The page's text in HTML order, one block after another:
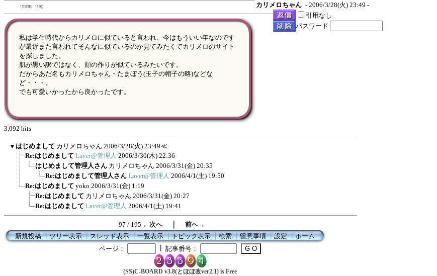
↑menu ↑top カリメロちゃん - 2006/3/28(火) 23:49 -
引用なし
パスワード
私は学生時代からカリメロに似ていると言われ、今はもういい年なのです
が最近また言われてそんなに似ているのか見てみたくてカリメロのサイト
を探しました。
肌が黒い訳ではなく、顔の作りが似ているみたいです。
だからあだ名もカリメロちゃん・たまぼう(玉子の帽子の略)などな
ど・・・。
でも可愛いかったから良かったです。
3,092 hits
▼ はじめまして カリメロちゃん 2006/3/28(火) 23:49≪
Re:はじめまして Laver@管理人 2006/3/30(木) 22:36
はじめまして管理人さん カリメロちゃん 2006/3/31(金) 20:35
Re:はじめまして管理人さん Laver@管理人 2006/4/1(土) 19:50
Re:はじめまして yoko 2006/3/31(金) 1:19
Re:はじめまして カリメロちゃん 2006/3/31(金) 20:27
Re:はじめまして Laver@管理人 2006/4/1(土) 19:41
97 / 195 ←次へ｜ 前へ→
新規投稿┃ツリー表示┃スレッド表示┃一覧表示┃トピック表示┃検索┃留意事項┃設定┃ホーム
ページ：
記事番号：
(SS)C-BOARD v3.8(とほほ改ver2.1) is Free